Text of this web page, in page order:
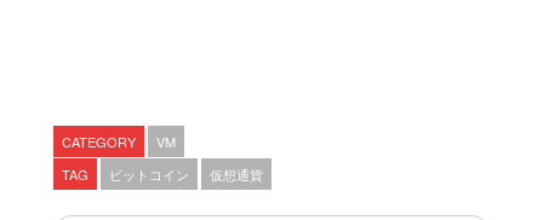
CATEGORY
VM
TAG
ビットコイン 仮想通貨